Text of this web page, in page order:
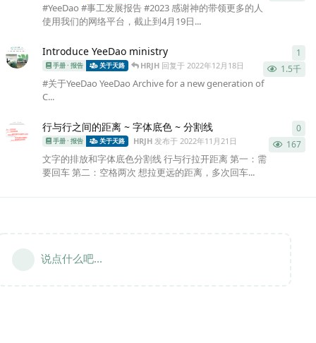
#YeeDao #事工发展报告 #2023 感谢神的带领更多的人
使用我们的网络平台，截止到4月19日...
Introduce YeeDao ministry
手册 · 报告 关于天路 HRJH回复于 2022年12月18日 1.5千
#关于YeeDao YeeDao Archive for a new generation of
C...
1
行与行之间的距离 ~ 字体底色 ~ 分割线
手册 · 报告 关于天路 HRJH发布于 2022年11月21日 167
文字的排放和字体底色分割线 行与行拉开距离 第一：需
要回车 第二：空格两次 想拉更远的距离，多次回车...
0
说点什么吧...